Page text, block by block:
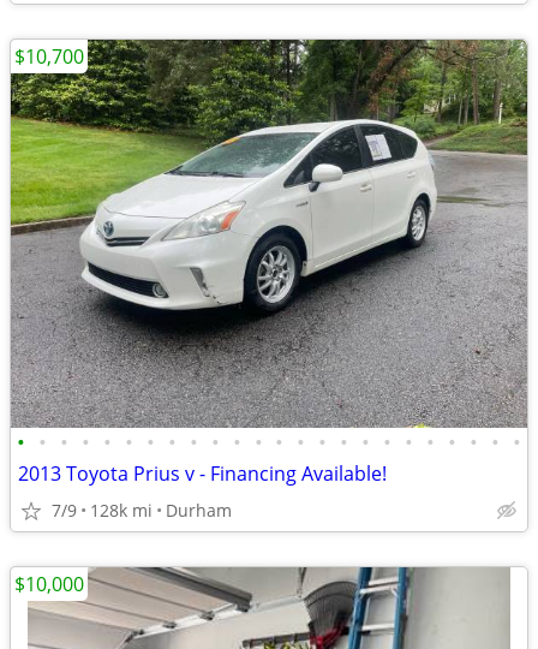
• • • • • • • • • • • • • • • • • • • • • • • •
2013 Toyota Prius v - Financing Available!
7/9 128k mi Durham
$10,700
$10,000